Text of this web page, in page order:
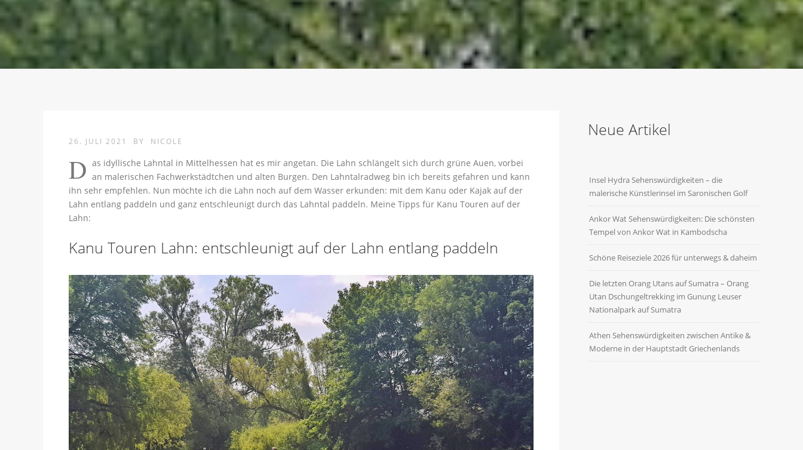
26. JULI 2021 BY NICOLE
D as idyllische Lahntal in Mittelhessen hat es mir angetan. Die Lahn schlängelt sich durch grüne Auen, vorbei
an malerischen Fachwerkstädtchen und alten Burgen. Den Lahntalradweg bin ich bereits gefahren und kann
ihn sehr empfehlen. Nun möchte ich die Lahn noch auf dem Wasser erkunden: mit dem Kanu oder Kajak auf der
Lahn entlang paddeln und ganz entschleunigt durch das Lahntal paddeln. Meine Tipps für Kanu Touren auf der
Lahn:
Kanu Touren Lahn: entschleunigt auf der Lahn entlang paddeln
Neue Artikel
Insel Hydra Sehenswürdigkeiten – die
malerische Künstlerinsel im Saronischen Golf
Ankor Wat Sehenswürdigkeiten: Die schönsten
Tempel von Ankor Wat in Kambodscha
Schöne Reiseziele 2026 für unterwegs & daheim
Die letzten Orang Utans auf Sumatra – Orang
Utan Dschungeltrekking im Gunung Leuser
Nationalpark auf Sumatra
Athen Sehenswürdigkeiten zwischen Antike &
Moderne in der Hauptstadt Griechenlands